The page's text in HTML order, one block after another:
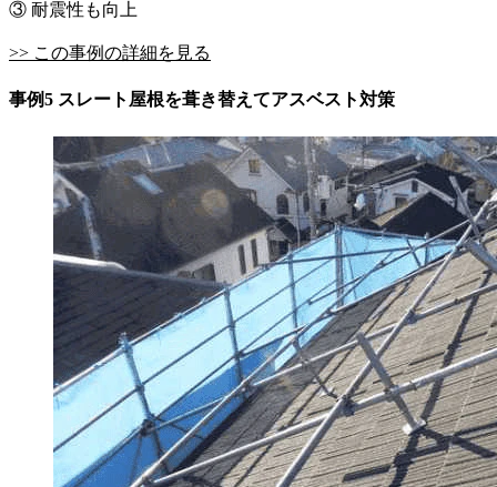
③ 耐震性も向上
>> この事例の詳細を見る
事例5 スレート屋根を葺き替えてアスベスト対策